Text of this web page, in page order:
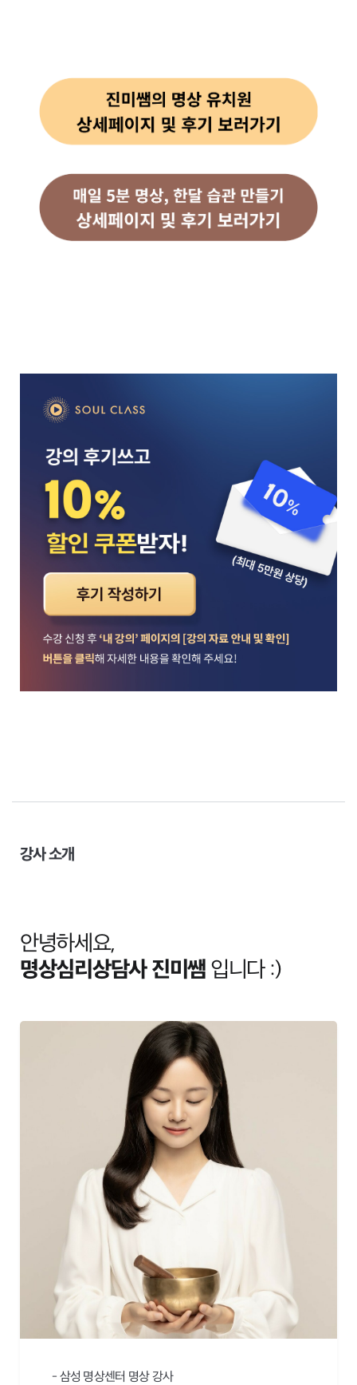
강사 소개
안녕하세요,
명상심리상담사 진미쌤 입니다 :)
- 삼성 명상센터 명상 강사